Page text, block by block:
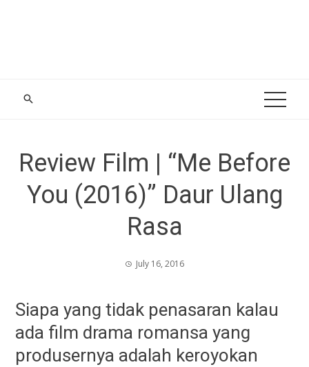
Review Film | “Me Before
You (2016)” Daur Ulang
Rasa
July 16, 2016
Siapa yang tidak penasaran kalau
ada film drama romansa yang
produsernya adalah keroyokan